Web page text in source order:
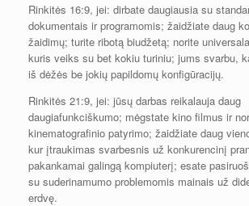
Rinkitės 16:9, jei: dirbate daugiausia su
dokumentais ir programomis; žaidžiate daug
žaidimų; turite ribotą biudžetą; norite
kuris veiks su bet kokiu turiniu; jums svarbu,
iš dėžės be jokių papildomų konfigūracijų.
Rinkitės 21:9, jei: jūsų darbas reikalauja daug
daugiafunkciškumo; mėgstate kino filmus ir
kinematografinio patyrimo; žaidžiate daug
kur įtraukimas svarbesnis už konkurencinį
pakankamai galingą kompiuterį; esate
su suderinamumo problemomis mainais už
erdvę.